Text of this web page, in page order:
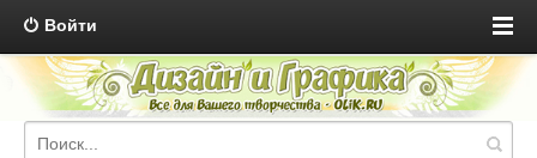
Войти